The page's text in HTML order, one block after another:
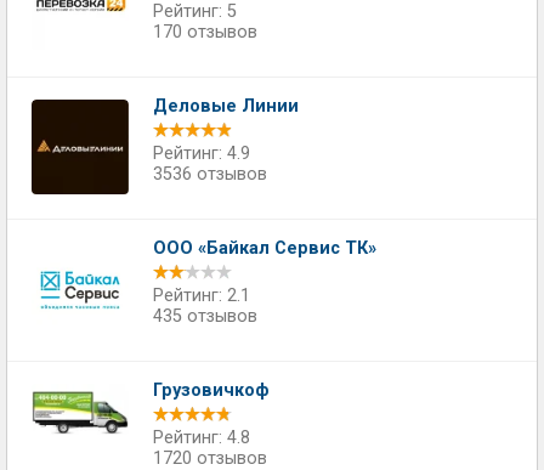
Рейтинг: 5
170 отзывов
Деловые Линии
Рейтинг: 4.9
3536 отзывов
ООО «Байкал Сервис ТК»
Рейтинг: 2.1
435 отзывов
Грузовичкоф
Рейтинг: 4.8
1720 отзывов